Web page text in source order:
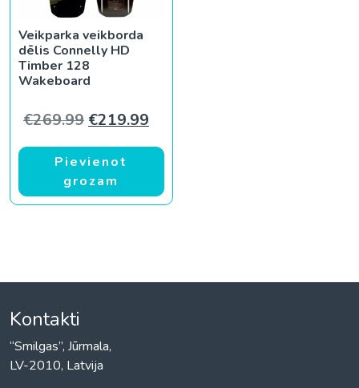
Veikparka veikborda
dēlis Connelly HD
Timber 128
Wakeboard
€269.99 Original price was: €269.99.
€219.99
Pievienot
grozam
Kontakti
“Smilgas”, Jūrmala,
LV-2010, Latvija